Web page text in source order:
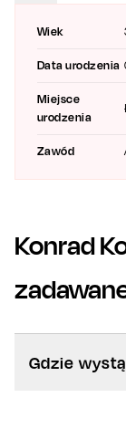
Wiek
Data urodzenia
Miejsce
urodzenia
Zawód
niespożytej
losach głównych
Konrad
Gdzie